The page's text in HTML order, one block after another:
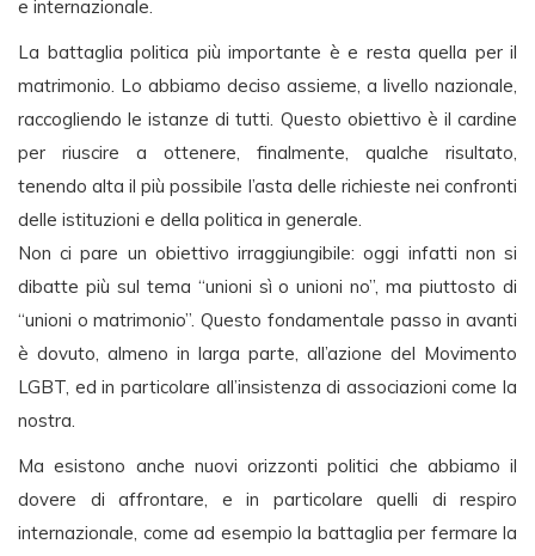
e internazionale.
La battaglia politica più importante è e resta quella per il
matrimonio. Lo abbiamo deciso assieme, a livello nazionale,
raccogliendo le istanze di tutti. Questo obiettivo è il cardine
per riuscire a ottenere, finalmente, qualche risultato,
tenendo alta il più possibile l’asta delle richieste nei confronti
delle istituzioni e della politica in generale.
Non ci pare un obiettivo irraggiungibile: oggi infatti non si
dibatte più sul tema “unioni sì o unioni no”, ma piuttosto di
“unioni o matrimonio”. Questo fondamentale passo in avanti
è dovuto, almeno in larga parte, all’azione del Movimento
LGBT, ed in particolare all’insistenza di associazioni come la
nostra.
Ma esistono anche nuovi orizzonti politici che abbiamo il
dovere di affrontare, e in particolare quelli di respiro
internazionale, come ad esempio la battaglia per fermare la